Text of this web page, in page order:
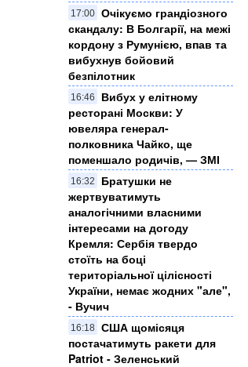
17:00 Очікуємо грандіозного
скандалу: В Болгарії, на межі
кордону з Румунією, впав та
вибухнув бойовий
безпілотник
16:46
Вибух у елітному
ресторані Москви: У
ювеляра генерал-
полковника Чайко, ще
поменшало родичів, — ЗМІ
16:32
Братушки не
жертвуватимуть
аналогічними власними
інтересами на догоду
Кремля: Сербія твердо
стоїть на боці
територіальної цілісності
України, немає жодних "але",
- Вучич
16:18 США щомісяця
постачатимуть ракети для
Patriot - Зеленський